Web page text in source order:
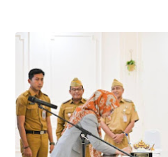
Desa
Lampung,
Karang
Pucung
Wakili
Provinsi